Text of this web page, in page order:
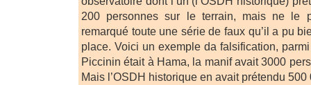
200 personnes sur le terrain, mais ne le
remarqué toute une série de faux qu’il a pu
place. Voici un exemple da falsification,
Piccinin était à Hama, la manif avait 3000
Mais l’OSDH historique en avait prétendu 500